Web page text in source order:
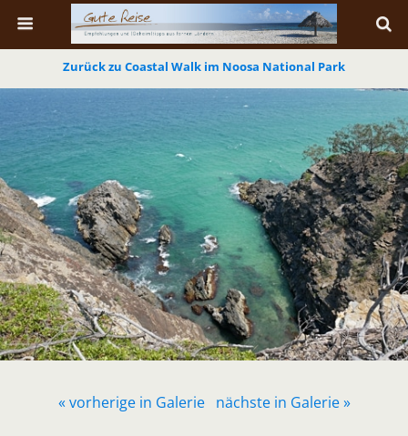
Zurück zu Coastal Walk im Noosa National Park
« vorherige in Galerie nächste in Galerie »